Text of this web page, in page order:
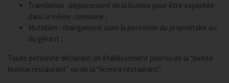
Translation : déplacement de la licence pour être exploitée
dans la même commune ;
Mutation : changement dans la personne du propriétaire ou
du gérant ;
Toute personne déclarant un établissement pourvu de la “petite
licence restaurant” ou de la “licence restaurant”.